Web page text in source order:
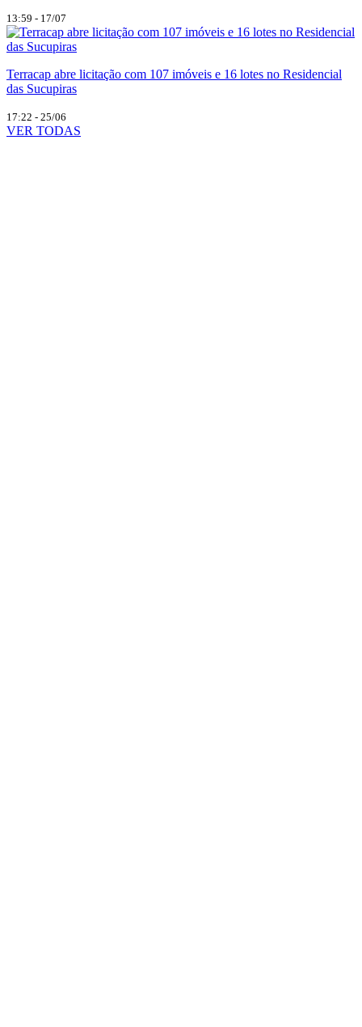
13:59 - 17/07
Terracap abre licitação com 107 imóveis e 16 lotes no Residencial
das Sucupiras
17:22 - 25/06
VER TODAS